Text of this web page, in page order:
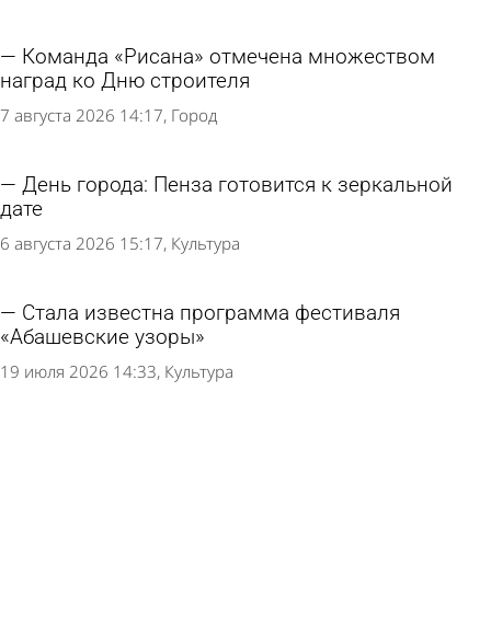
Команда «Рисана» отмечена множеством
наград ко Дню строителя
7 августа 2026 14:17 Город
День города: Пенза готовится к зеркальной
дате
6 августа 2026 15:17 Культура
Стала известна программа фестиваля
«Абашевские узоры»
19 июля 2026 14:33 Культура